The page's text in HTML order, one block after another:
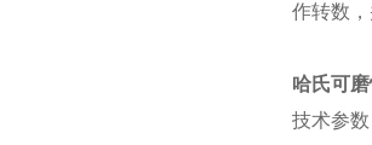
作转数
哈氏可
技术参